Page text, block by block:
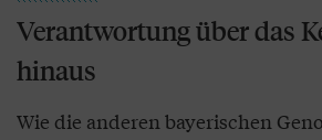
Verantwortung über das
hinaus
Wie die anderen bayerischen